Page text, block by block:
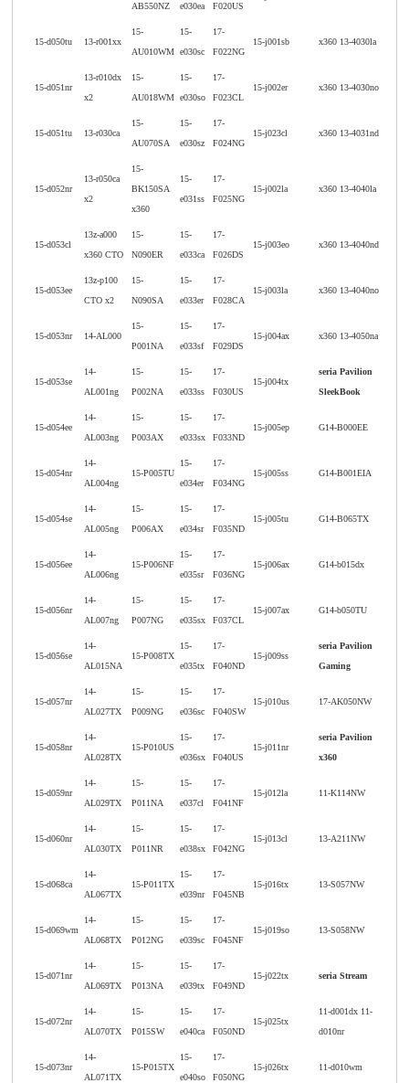
AB550NZ
e030ea F020US
15-d050tu 13-r001xx
15-
AU010WM
15-
e030sc
17-
F022NG
15-j001sb x360 13-4030la
15-d051nr
13-r010dx
x2
15-
AU018WM
15-
e030so
17-
F023CL
15-j002er x360 13-4030no
15-d051tu 13-r030ca
15-
AU070SA
15-
e030sz
17-
F024NG
15-j023cl x360 13-4031nd
15-d052nr
13-r050ca
x2
15-
BK150SA
x360
15-
e031ss
17-
F025NG
15-j002la x360 13-4040la
15-d053cl
13z-a000
x360 CTO
15-
N090ER
15-
e033ca
17-
F026DS
15-j003eo x360 13-4040nd
15-d053ee
13z-p100
CTO x2
15-
N090SA
15-
e033er
17-
F028CA
15-j003la x360 13-4040no
15-d053nr 14-AL000
15-
P001NA
15-
e033sf
17-
F029DS
15-j004ax x360 13-4050na
15-d053se
14-
AL001ng
15-
P002NA
15-
e033ss
17-
F030US
15-j004tx
seria Pavilion
SleekBook
15-d054ee
14-
AL003ng
15-
P003AX
15-
e033sx
17-
F033ND
15-j005ep G14-B000EE
15-d054nr
14-
AL004ng
15-P005TU
15-
e034er
17-
F034NG
15-j005ss G14-B001EIA
15-d054se
14-
AL005ng
15-
P006AX
15-
e034sr
17-
F035ND
15-j005tu G14-B065TX
15-d056ee
14-
AL006ng
15-P006NF
15-
e035sr
17-
F036NG
15-j006ax G14-b015dx
15-d056nr
14-
AL007ng
15-
P007NG
15-
e035sx
17-
F037CL
15-j007ax G14-b050TU
15-d056se
14-
AL015NA
15-P008TX
15-
e035tx
17-
F040ND
15-j009ss
seria Pavilion
Gaming
15-d057nr
14-
AL027TX
15-
P009NG
15-
e036sc
17-
F040SW
15-j010us 17-AK050NW
15-d058nr
14-
AL028TX
15-P010US
15-
e036sx
17-
F040US
15-j011nr
seria Pavilion
x360
15-d059nr
14-
AL029TX
15-
P011NA
15-
e037cl
17-
F041NF
15-j012la 11-K114NW
15-d060nr
14-
AL030TX
15-
P011NR
15-
e038sx
17-
F042NG
15-j013cl 13-A211NW
15-d068ca
14-
AL067TX
15-P011TX
15-
e039nr
17-
F045NB
15-j016tx 13-S057NW
15-d069wm
14-
AL068TX
15-
P012NG
15-
e039sc
17-
F045NF
15-j019so 13-S058NW
15-d071nr
14-
AL069TX
15-
P013NA
15-
e039tx
17-
F049ND
15-j022tx seria Stream
15-d072nr
14-
AL070TX
15-
P015SW
15-
e040ca
17-
F050ND
15-j025tx
11-d001dx 11-
d010nr
15-d073nr
14-
AL071TX
15-P015TX
15-
e040so
17-
F050NG
15-j026tx 11-d010wm